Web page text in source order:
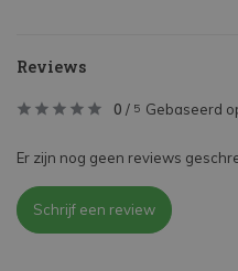
Reviews
0 / 5 Gebaseerd
Er zijn nog geen reviews
Schrijf een review